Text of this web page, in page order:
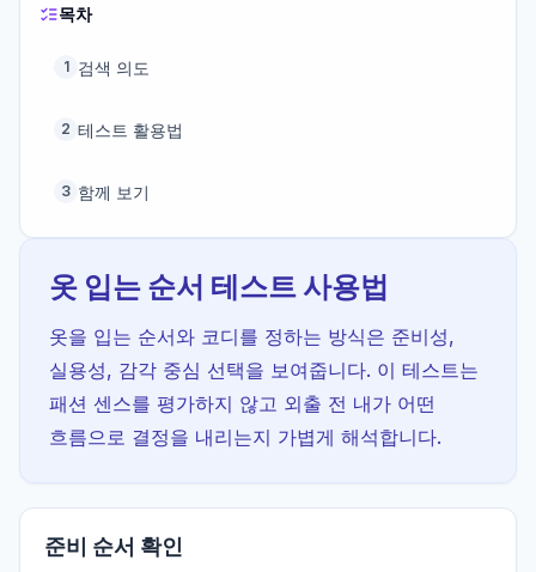
목차
1 검색 의도
2 테스트 활용법
3 함께 보기
옷 입는 순서 테스트 사용법
옷을 입는 순서와 코디를 정하는 방식은 준비성,
실용성, 감각 중심 선택을 보여줍니다. 이 테스트는
패션 센스를 평가하지 않고 외출 전 내가 어떤
흐름으로 결정을 내리는지 가볍게 해석합니다.
준비 순서 확인